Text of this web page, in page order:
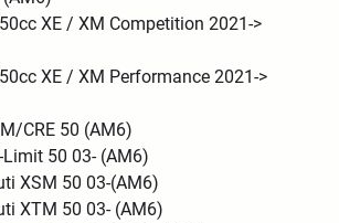
XE / XM Competition 2021->
XE / XM Performance 2021->
CRE 50 (AM6)
Limit 50 03- (AM6)
XSM 50 03-(AM6)
XTM 50 03- (AM6)